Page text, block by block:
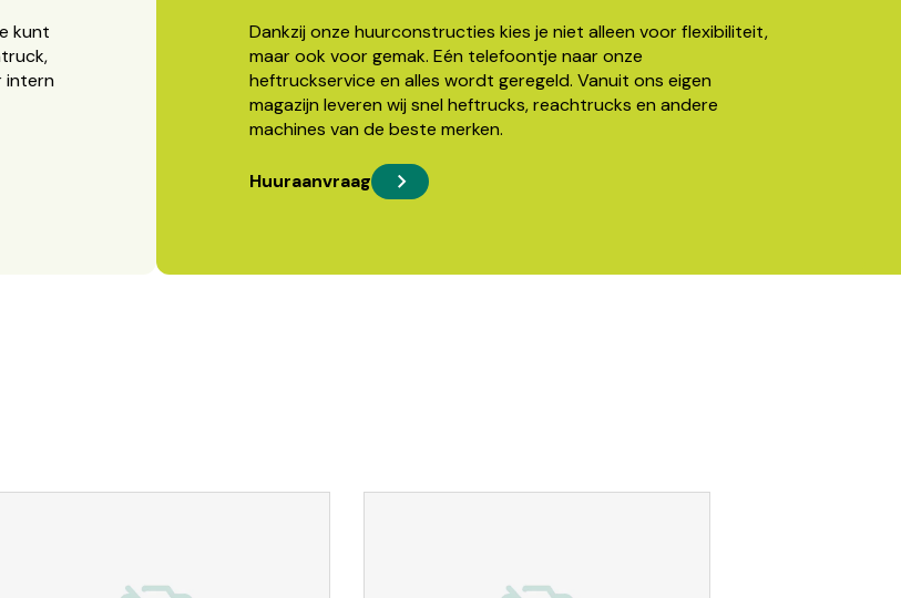
kunt
intern
Dankzij onze huurconstructies kies je niet alleen voor flexibiliteit,
maar ook voor gemak. Eén telefoontje naar onze
heftruckservice en alles wordt geregeld. Vanuit ons eigen
magazijn leveren wij snel heftrucks, reachtrucks en andere
machines van de beste merken.
Huuraanvraag